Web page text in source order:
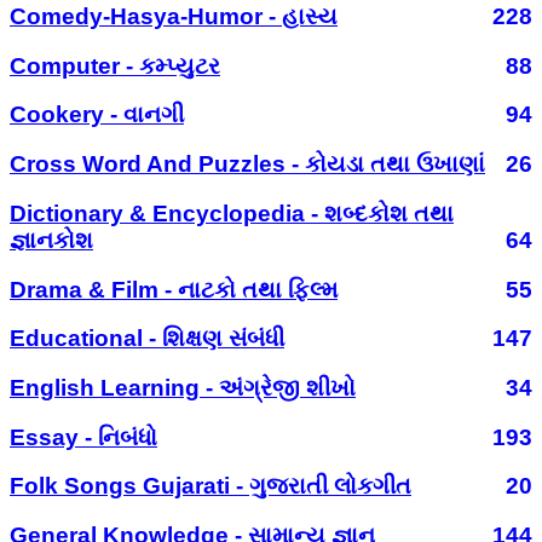
Comedy-Hasya-Humor - હાસ્ય
228
Computer - કમ્પ્યુટર
88
Cookery - વાનગી
94
Cross Word And Puzzles - કોયડા તથા ઉખાણાં
26
Dictionary & Encyclopedia - શબ્દકોશ તથા
જ્ઞાનકોશ
64
Drama & Film - નાટકો તથા ફિલ્મ
55
Educational - શિક્ષણ સંબંધી
147
English Learning - અંગ્રેજી શીખો
34
Essay - નિબંધો
193
Folk Songs Gujarati - ગુજરાતી લોકગીત
20
General Knowledge - સામાન્ય જ્ઞાન
144